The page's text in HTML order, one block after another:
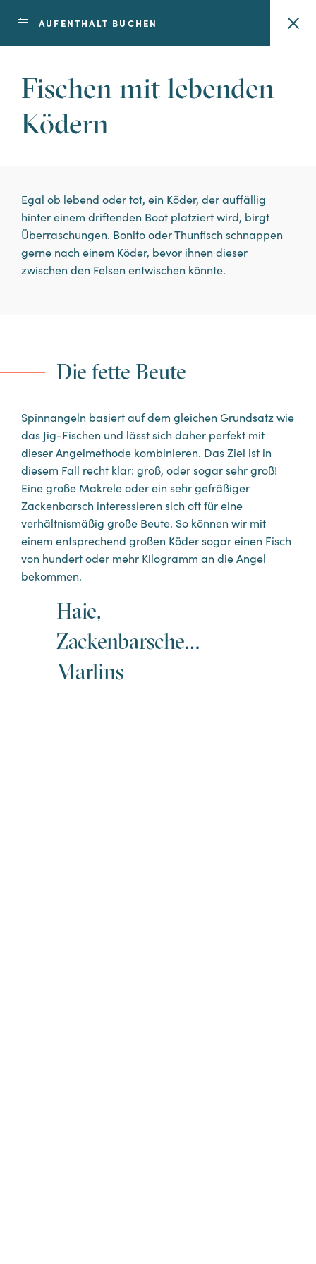
AUFENTHALT BUCHEN
Fischen mit lebenden
Ködern
Egal ob lebend oder tot, ein Köder, der auffällig
hinter einem driftenden Boot platziert wird, birgt
Überraschungen. Bonito oder Thunfisch schnappen
gerne nach einem Köder, bevor ihnen dieser
zwischen den Felsen entwischen könnte.
Die fette Beute
Spinnangeln basiert auf dem gleichen Grundsatz wie
das Jig-Fischen und lässt sich daher perfekt mit
dieser Angelmethode kombinieren. Das Ziel ist in
diesem Fall recht klar: groß, oder sogar sehr groß!
Eine große Makrele oder ein sehr gefräßiger
Zackenbarsch interessieren sich oft für eine
verhältnismäßig große Beute. So können wir mit
einem entsprechend großen Köder sogar einen Fisch
von hundert oder mehr Kilogramm an die Angel
bekommen.
Haie,
Zackenbarsche…
Marlins
Möchten Sie dem
entfliehen?
Entdecken Sie
unsere 7-tägigen